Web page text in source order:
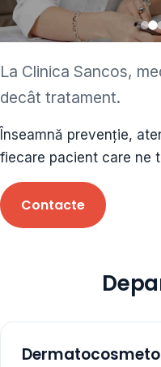
ginecolog •
ORL •
Cât și alte specialități
Clinici
Programare
La Clinica Sancos,
decât tratament.
Înseamnă prevenție,
fiecare pacient care ne
Contacte